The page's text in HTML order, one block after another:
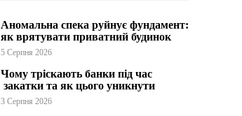
Аномальна спека руйнує фундамент:
як врятувати приватний будинок
5 Серпня 2026
Чому тріскають банки під час
закатки та як цього уникнути
3 Серпня 2026